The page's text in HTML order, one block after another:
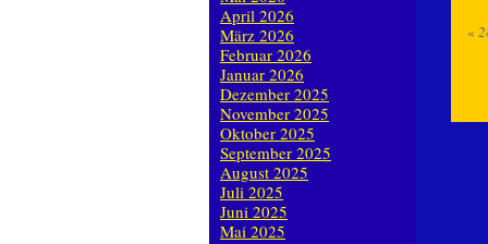
«
April 2026
März 2026
Februar 2026
Januar 2026
Dezember 2025
November 2025
Oktober 2025
September 2025
August 2025
Juli 2025
Juni 2025
Mai 2025